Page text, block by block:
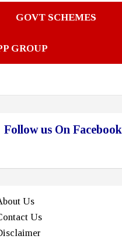
GOVT SCHEMES
GROUP
Follow us On Facebook
Us
Us